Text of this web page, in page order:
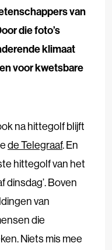
van
die foto’s
klimaat
voor kwetsbare
na hittegolf blijft
de Telegraaf. En
hittegolf van het
dinsdag’. Boven
van
die
Niets mis mee